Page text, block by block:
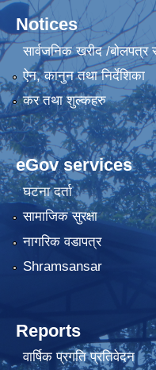
Notices
सार्वजनिक खरीद /बोलपत्र
ऐन, कानुन तथा निर्देशिका
कर तथा शुल्कहरु
eGov services
घटना दर्ता
सामाजिक सुरक्षा
नागरिक वडापत्र
Shramsansar
Reports
वार्षिक प्रगति प्रतिवेदन